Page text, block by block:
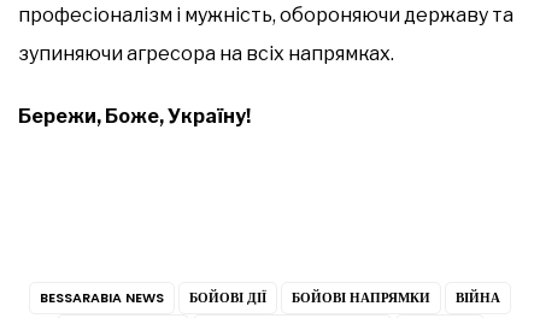
професіоналізм і мужність, обороняючи державу та
зупиняючи агресора на всіх напрямках.
Бережи, Боже, Україну!
BESSARABIA NEWS БОЙОВІ ДІЇ БОЙОВІ НАПРЯМКИ
ВІЙНА